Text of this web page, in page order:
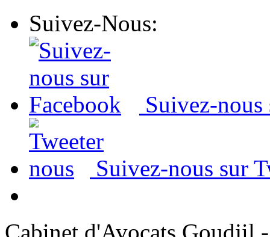
Suivez-Nous:
Suivez-nous
Suivez-nous sur
Cabinet d'Avocats Goudjil